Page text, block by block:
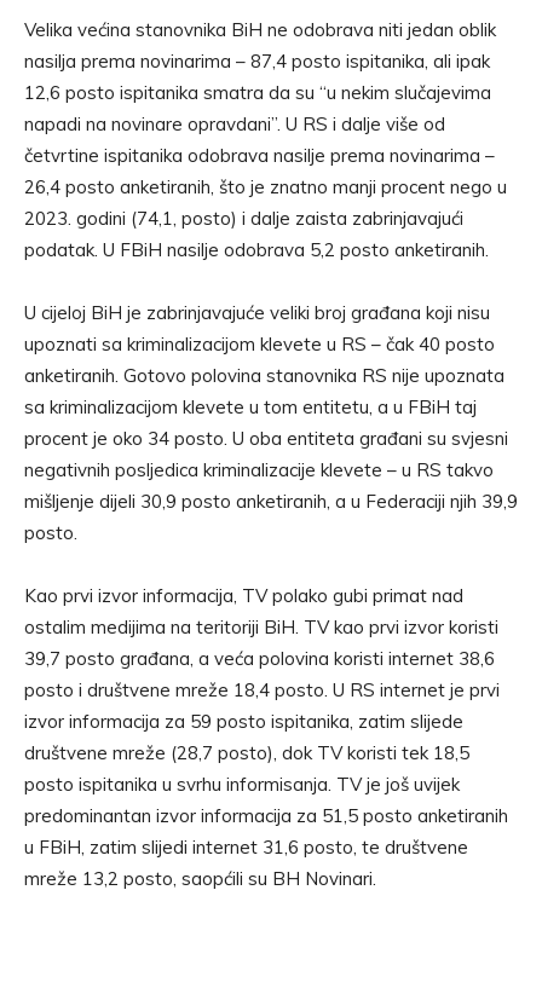
Velika većina stanovnika BiH ne odobrava niti jedan oblik
nasilja prema novinarima – 87,4 posto ispitanika, ali ipak
12,6 posto ispitanika smatra da su “u nekim slučajevima
napadi na novinare opravdani”. U RS i dalje više od
četvrtine ispitanika odobrava nasilje prema novinarima –
26,4 posto anketiranih, što je znatno manji procent nego u
2023. godini (74,1, posto) i dalje zaista zabrinjavajući
podatak. U FBiH nasilje odobrava 5,2 posto anketiranih.
U cijeloj BiH je zabrinjavajuće veliki broj građana koji nisu
upoznati sa kriminalizacijom klevete u RS – čak 40 posto
anketiranih. Gotovo polovina stanovnika RS nije upoznata
sa kriminalizacijom klevete u tom entitetu, a u FBiH taj
procent je oko 34 posto. U oba entiteta građani su svjesni
negativnih posljedica kriminalizacije klevete – u RS takvo
mišljenje dijeli 30,9 posto anketiranih, a u Federaciji njih 39,9
posto.
Kao prvi izvor informacija, TV polako gubi primat nad
ostalim medijima na teritoriji BiH. TV kao prvi izvor koristi
39,7 posto građana, a veća polovina koristi internet 38,6
posto i društvene mreže 18,4 posto. U RS internet je prvi
izvor informacija za 59 posto ispitanika, zatim slijede
društvene mreže (28,7 posto), dok TV koristi tek 18,5
posto ispitanika u svrhu informisanja. TV je još uvijek
predominantan izvor informacija za 51,5 posto anketiranih
u FBiH, zatim slijedi internet 31,6 posto, te društvene
mreže 13,2 posto, saopćili su BH Novinari.